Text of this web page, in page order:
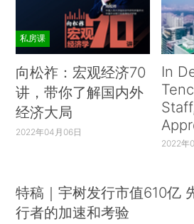
私房课
向松祚：宏观经济70
讲，带你了解国内外
经济大局
2022年04月06日
In
2022年
特稿｜宇树发行市值610亿
行者的加速和考验